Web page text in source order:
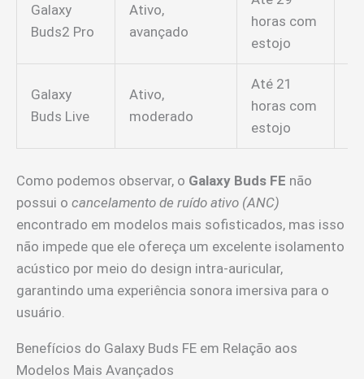
Galaxy
Buds2 Pro
Ativo,
avançado
horas com
estojo
Galaxy
Buds Live
Ativo,
moderado
Até 21
horas com
estojo
Como podemos observar, o Galaxy Buds FE não
possui o cancelamento de ruído ativo (ANC)
encontrado em modelos mais sofisticados, mas isso
não impede que ele ofereça um excelente isolamento
acústico por meio do design intra-auricular,
garantindo uma experiência sonora imersiva para o
usuário.
Benefícios do Galaxy Buds FE em Relação aos
Modelos Mais Avançados